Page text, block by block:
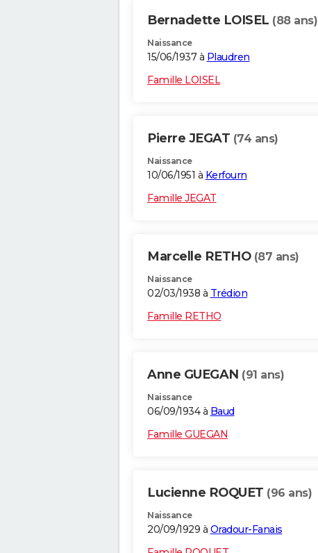
Bernadette LOISEL (88 ans)
Naissance
15/06/1937 à Plaudren
Famille LOISEL
Pierre JEGAT (74 ans)
Naissance
10/06/1951 à Kerfourn
Famille JEGAT
Marcelle RETHO (87 ans)
Naissance
02/03/1938 à Trédion
Famille RETHO
Anne GUEGAN (91 ans)
Naissance
06/09/1934 à Baud
Famille GUEGAN
Lucienne ROQUET (96 ans)
Naissance
20/09/1929 à Oradour-Fanais